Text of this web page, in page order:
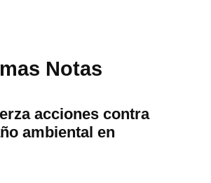
Notas
acciones contra
ambiental en